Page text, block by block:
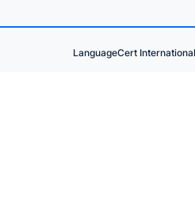
LanguageCert International